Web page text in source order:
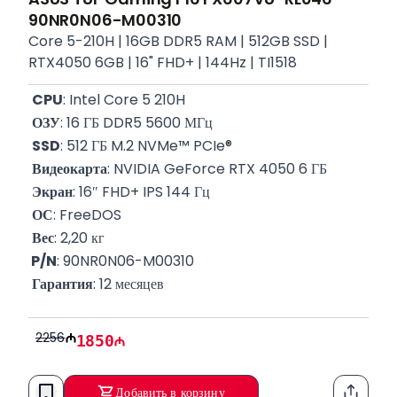
90NR0N06-M00310
Core 5-210H | 16GB DDR5 RAM | 512GB SSD |
RTX4050 6GB | 16" FHD+ | 144Hz | TI1518
CPU: Intel Core 5 210H
ОЗУ: 16 ГБ DDR5 5600 МГц
SSD: 512 ГБ M.2 NVMe™ PCIe®
Видеокарта: NVIDIA GeForce RTX 4050 6 ГБ
Экран: 16″ FHD+ IPS 144 Гц
ОС: FreeDOS
Вес: 2,20 кг
P/N: 90NR0N06-M00310
Гарантия: 12 месяцев
2256 1850
Добавить в корзину